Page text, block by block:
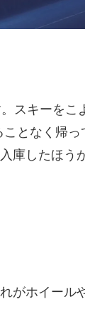
スキーをこ
となく帰
庫したほう
がホイール